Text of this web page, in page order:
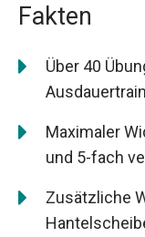
Fakten
Über 40
Maximaler
und 5-fach
Zusätzliche